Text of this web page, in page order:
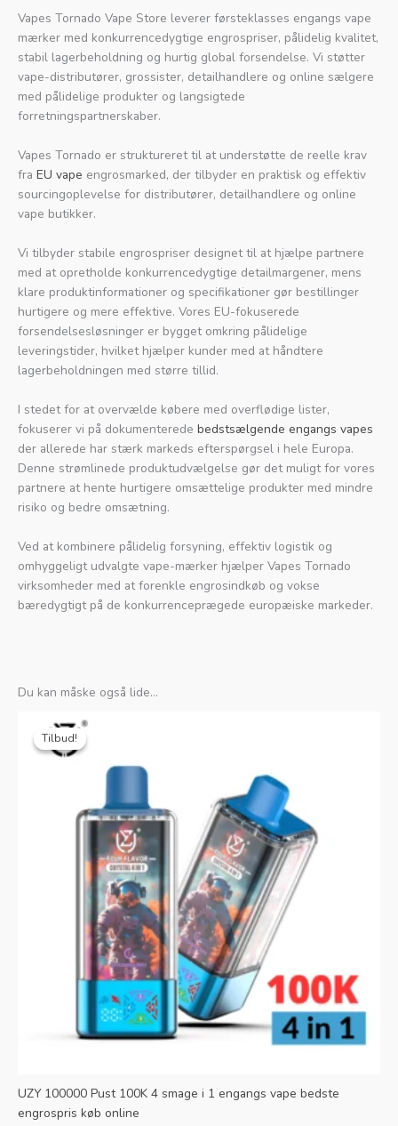
Vapes Tornado Vape Store leverer førsteklasses engangs vape
mærker med konkurrencedygtige engrospriser, pålidelig kvalitet,
stabil lagerbeholdning og hurtig global forsendelse. Vi støtter
vape-distributører, grossister, detailhandlere og online sælgere
med pålidelige produkter og langsigtede
forretningspartnerskaber.
Vapes Tornado er struktureret til at understøtte de reelle krav
fra EU vape engrosmarked, der tilbyder en praktisk og effektiv
sourcingoplevelse for distributører, detailhandlere og online
vape butikker.
Vi tilbyder stabile engrospriser designet til at hjælpe partnere
med at opretholde konkurrencedygtige detailmargener, mens
klare produktinformationer og specifikationer gør bestillinger
hurtigere og mere effektive. Vores EU-fokuserede
forsendelsesløsninger er bygget omkring pålidelige
leveringstider, hvilket hjælper kunder med at håndtere
lagerbeholdningen med større tillid.
I stedet for at overvælde købere med overflødige lister,
fokuserer vi på dokumenterede bedstsælgende engangs vapes
der allerede har stærk markeds efterspørgsel i hele Europa.
Denne strømlinede produktudvælgelse gør det muligt for vores
partnere at hente hurtigere omsættelige produkter med mindre
risiko og bedre omsætning.
Ved at kombinere pålidelig forsyning, effektiv logistik og
omhyggeligt udvalgte vape-mærker hjælper Vapes Tornado
virksomheder med at forenkle engrosindkøb og vokse
bæredygtigt på de konkurrenceprægede europæiske markeder.
Du kan måske også lide…
Tilbud!
Tilbud!
UZY 100000 Pust 100K 4 smage i 1 engangs vape bedste
engrospris køb online
Oprindelig
pris
var:
€28.99.
Aktuel
pris
er: